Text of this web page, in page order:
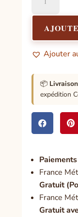
L'oiseau
chantait
l'infini
Ajouter
📦
expédition
 
Paiement
France
Gratuit
France
Gratuit